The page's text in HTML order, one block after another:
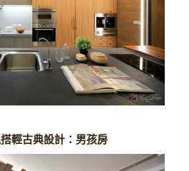
輕古典設計：男孩房